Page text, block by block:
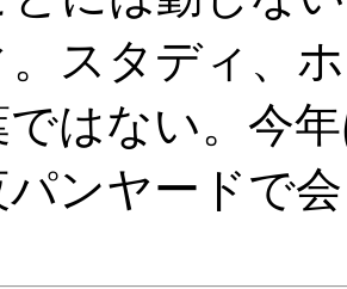
。スタディ、
ではない。今
パンヤードで